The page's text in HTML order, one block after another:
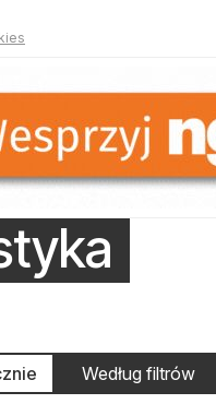
Według filtrów